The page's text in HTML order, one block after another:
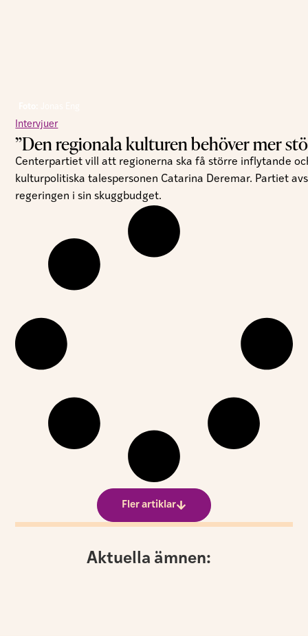
Intervjuer
”Den regionala kulturen behöver mer
Centerpartiet vill att regionerna ska få större inflytande
kulturpolitiska talespersonen Catarina Deremar. Partiet
regeringen i sin skuggbudget.
Fler artiklar
Aktuella ämnen: